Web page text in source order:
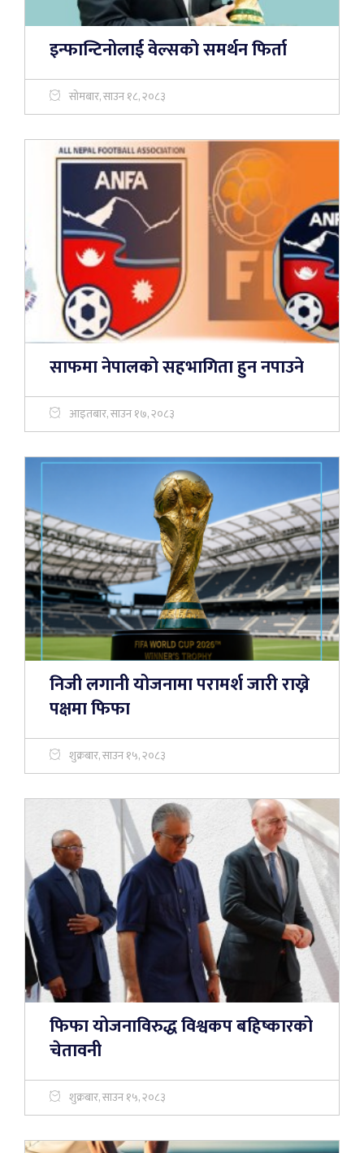
इन्फान्टिनोलाई वेल्सको समर्थन फिर्ता
सोमबार, साउन १८, २०८३
साफमा नेपालको सहभागिता हुन नपाउने
आइतबार, साउन १७, २०८३
निजी लगानी योजनामा परामर्श जारी राख्ने
पक्षमा फिफा
शुक्रबार, साउन १५, २०८३
फिफा योजनाविरुद्ध विश्वकप बहिष्कारको
चेतावनी
शुक्रबार, साउन १५, २०८३